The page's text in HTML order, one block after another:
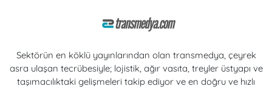
Sektörün en köklü yayınlarından olan transmedya, çeyrek
asra ulaşan tecrübesiyle; lojistik, ağır vasıta, treyler üstyapı ve
taşımacılıktaki gelişmeleri takip ediyor ve en doğru ve hızlı